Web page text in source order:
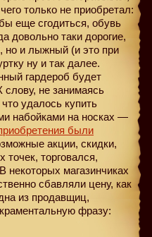
только не приобретал:
еще сгодиться, обувь
довольно таки дорогие,
но и лыжный (и это при
ну и так далее.
гардероб будет
слову, не занимаясь
удалось купить
набойками на носках —
были
акции, скидки,
точек, торговался,
некоторых магазинчиках
сбавляли цену, как
из продавщиц,
фразу: